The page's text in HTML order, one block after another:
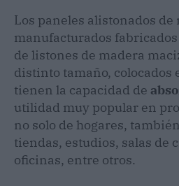
Los paneles alistonados
manufacturados
de listones de madera
distinto tamaño, colocados
tienen la capacidad de
utilidad muy popular en
no solo de hogares,
tiendas, estudios, salas de
oficinas, entre otros.